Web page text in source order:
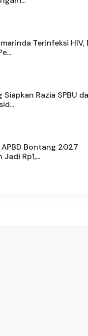
Terinfeksi HIV,
Razia SPBU
Bontang 2027
Rp1,...